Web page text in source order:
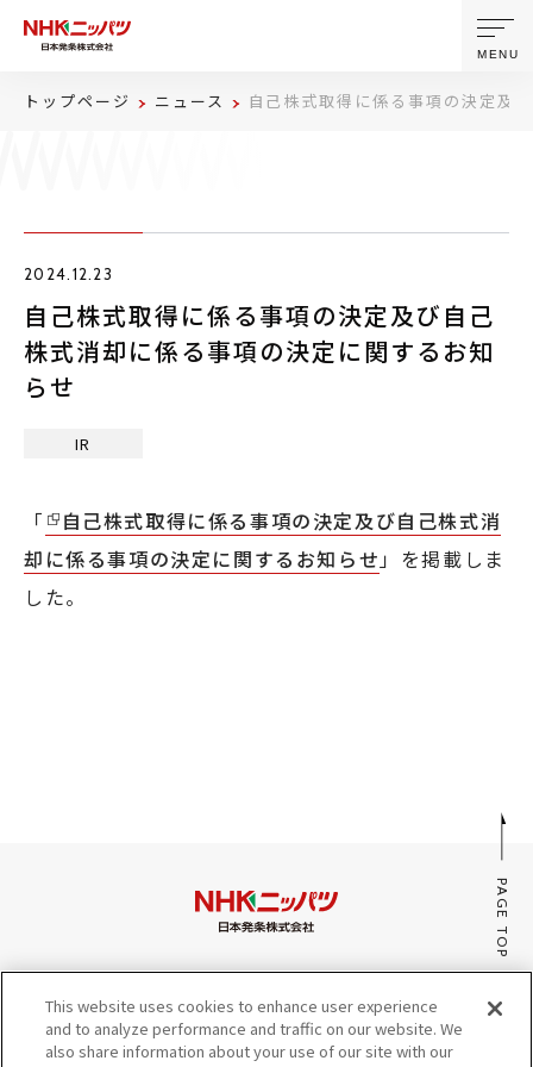
製品・技術
ニュース
採用情報
MENU
トップページ ニュース 自己株式取得に係る事項の決定及
2024.12.23
自己株式取得に係る事項の決定及び自己
株式消却に係る事項の決定に関するお知
らせ
IR
「
自己株式取得に係る事項の決定及び自己株式消
却に係る事項の決定に関するお知らせ」を掲載しま
した。
PAGE TOP
みんなのaiポータル
サイトマップ
プライバシーポリシー・Cookieポリシー
This website uses cookies to enhance user experience
and to analyze performance and traffic on our website. We
also share information about your use of our site with our